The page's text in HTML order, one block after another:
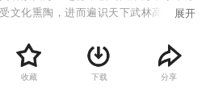
文化熏陶，进而遍识天下武林高人。他
南帝救死扶伤的功夫，又无数次与西毒
，使得郭靖的武功、心志、人品都不断
。后又夺《武穆遗书》，率大军西征，
展开
收藏 下载 分享